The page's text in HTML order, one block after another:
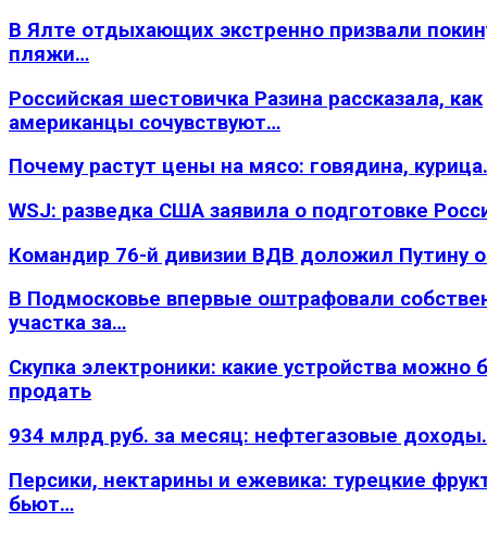
В Ялте отдыхающих экстренно призвали
пляжи…
Российская шестовичка Разина рассказала, как
американцы сочувствуют…
Почему растут цены на мясо: говядина,
WSJ: разведка США заявила о подготовке
Командир 76-й дивизии ВДВ доложил Путину
В Подмосковье впервые оштрафовали
участка за…
Скупка электроники: какие устройства можно
продать
934 млрд руб. за месяц: нефтегазовые
Персики, нектарины и ежевика: турецкие
бьют…